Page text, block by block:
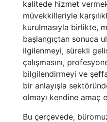
kalitede hizmet
müvekkilleriyle
kurulmasıyla birlikte,
başlangıçtan sonuca
ilgilenmeyi, sürekli
çalışmasını,
bilgilendirmeyi ve
bir anlayışla
olmayı kendine amaç
Bu çerçevede,